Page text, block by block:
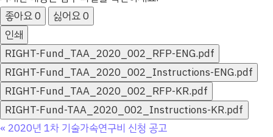
좋아요0 싫어요0
인쇄
RIGHT-Fund_TAA_2020_002_RFP-ENG.pdf
RIGHT-Fund_TAA_2020_002_Instructions-ENG.pdf
RIGHT-Fund_TAA_2020_002_RFP-KR.pdf
RIGHT-Fund-TAA_2020_002_Instructions-KR.pdf
« 2020년 1차 기술가속연구비 신청 공고